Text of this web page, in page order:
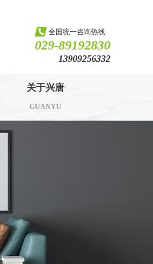
全国统一咨询热线
029-89192830
13909256332
关于兴唐
GUANYU